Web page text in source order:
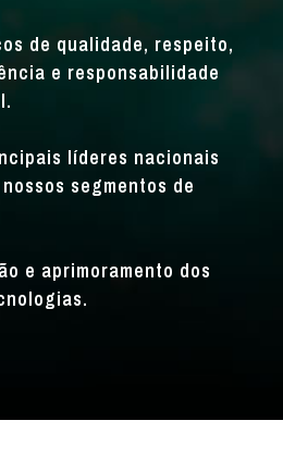
de qualidade, respeito,
e responsabilidade
líderes nacionais
segmentos de
e aprimoramento dos